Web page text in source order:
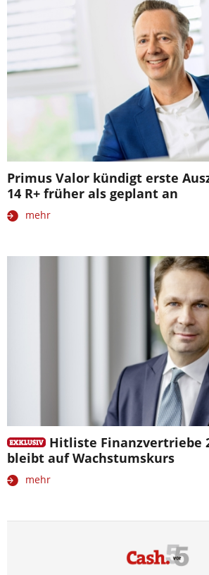
Primus Valor kündigt erste
14 R+ früher als geplant an
mehr
Hitliste Finanzvertriebe
bleibt auf Wachstumskurs
mehr